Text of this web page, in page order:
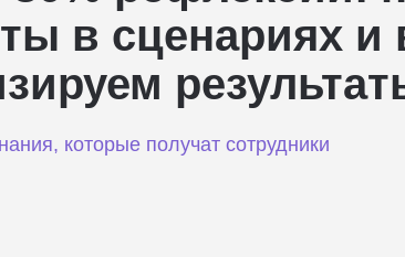
в сценариях и
которые получат сотрудники